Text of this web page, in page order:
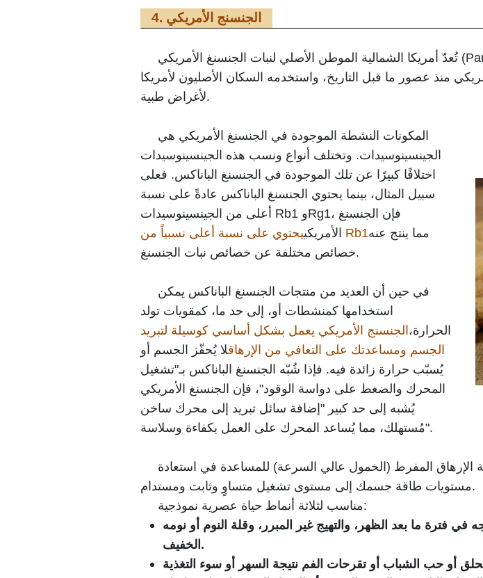
4. الجنسنج الأمريكي
تُعدّ أمريكا الشمالية الموطن الأصلي لنبات الجنسنغ الأمريكي (Panax quinquefolius) لأنه نبات أصيل في أمريكا الشمالية،
منذ عصور ما قبل التاريخ، واستخدمه السكان الأصليون لأمريكا
لأغراض طبية.
المكونات النشطة الموجودة في الجنسنغ الأمريكي هي
الجينسينوسيدات. وتختلف أنواع ونسب هذه الجينسينوسيدات
اختلافًا كبيرًا عن تلك الموجودة في الجنسنغ الباناكس. فعلى
سبيل المثال، بينما يحتوي الجنسنغ الباناكس عادةً على نسبة
أعلى من الجينسينوسيدات Rb1 وRg1، فإن الجنسنغ
الأمريكي يحتوي على نسبة أعلى نسبياً من Rb1مما ينتج عنه
خصائص مختلفة عن خصائص نبات الجنسنغ.
في حين أن العديد من منتجات الجنسنغ الباناكس يمكن
استخدامها كمنشطات أو، إلى حد ما، كمقويات تولد
الحرارة،الجنسنج الأمريكي يعمل بشكل أساسي كوسيلة لتبريد
الجسم ومساعدتك على التعافي من الإرهاقلا يُحفّز الجسم أو
يُسبّب حرارة زائدة فيه. فإذا شُبّه الجنسنغ الباناكس بـ"تشغيل
المحرك والضغط على دواسة الوقود"، فإن الجنسنغ الأمريكي
يُشبه إلى حد كبير "إضافة سائل تبريد إلى محرك ساخن
مُستهلك، مما يُساعد المحرك على العمل بكفاءة وسلاسة".
المفرط (الخمول عالي السرعة) للمساعدة في استعادة
مستويات طاقة جسمك إلى مستوى تشغيل متساوٍ وثابت ومستدام.
مناسب لثلاثة أنماط حياة عصرية نموذجية:
في فترة ما بعد الظهر، والتهيج غير المبرر، وقلة النوم أو نومه
الخفيف.